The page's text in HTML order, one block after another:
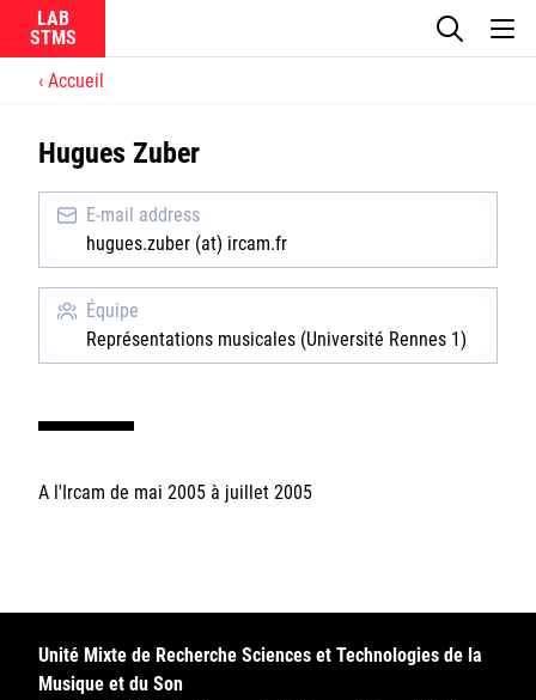
LAB
CNRS
Ministère de la Culture
Rester informé
La recherche
Actualités
Équipes
Accueil
Hugues Zuber
E-mail address
hugues.zuber (at) ircam.fr
Équipe
Représentations musicales (Université Rennes 1)
A l'Ircam de mai 2005 à juillet 2005
Unité Mixte de Recherche Sciences et Technologies de la
Musique et du Son